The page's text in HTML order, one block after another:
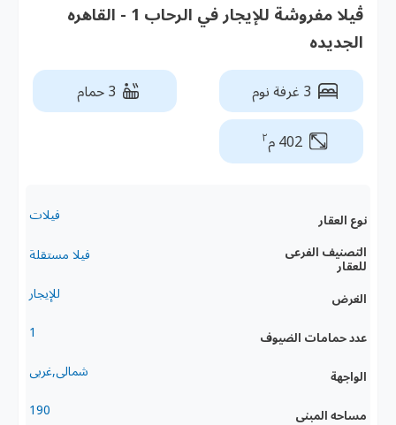
ڤيلا مفروشة للإيجار في الرحاب 1 - القاهره
الجديده
3 غرفة نوم 3 حمام
402 م ٢
نوع العقار فيلات
التصنيف الفرعى
للعقار
فيلا مستقلة
الغرض للإيجار
عدد حمامات الضيوف 1
الواجهة شمالى,غربى
مساحه المبنى 190